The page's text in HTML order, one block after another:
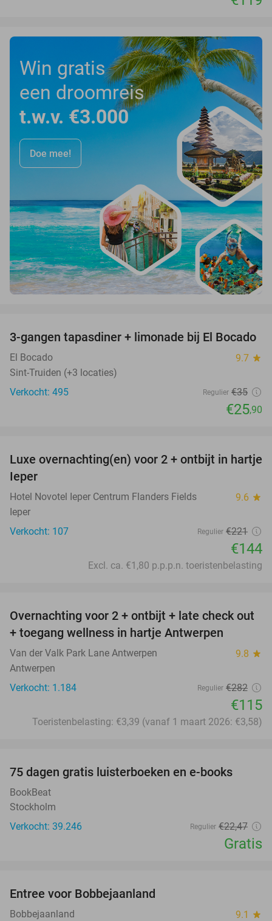
Win gratis
een droomreis
t.w.v. €3.000
Doe mee!
26%
3-gangen tapasdiner + limonade bij El Bocado
El Bocado 9.7 star
Sint-Truiden (+3 locaties)
Verkocht: 495
Regulier €35
€25,90
35%
Luxe overnachting(en) voor 2 + ontbijt in hartje
Ieper
Hotel Novotel Ieper Centrum Flanders Fields 9.6 star
Ieper
Verkocht: 107
Regulier €221
€144
Excl. ca. €1,80 p.p.p.n. toeristenbelasting
59%
Overnachting voor 2 + ontbijt + late check out
+ toegang wellness in hartje Antwerpen
Van der Valk Park Lane Antwerpen 9.8 star
Antwerpen
Verkocht: 1.184
Regulier €282
€115
Toeristenbelasting: €3,39 (vanaf 1 maart 2026: €3,58)
75 dagen gratis luisterboeken en e-books
BookBeat
Stockholm
Verkocht: 39.246
Regulier €22,47
Gratis
Entree voor Bobbejaanland
Bobbejaanland 9.1 star